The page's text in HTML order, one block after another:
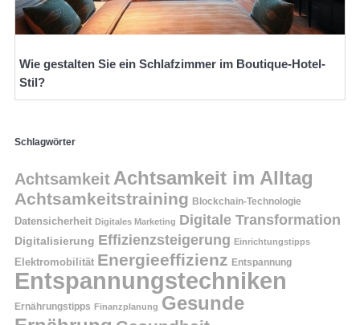
Wie gestalten Sie ein Schlafzimmer im Boutique-Hotel-
Stil?
Schlagwörter
Achtsamkeit Achtsamkeit im Alltag
Achtsamkeitstraining Blockchain-Technologie
Datensicherheit Digitales Marketing Digitale Transformation
Digitalisierung Effizienzsteigerung Einrichtungstipps
Elektromobilität Energieeffizienz Entspannung
Entspannungstechniken
Ernährungstipps Finanzplanung Gesunde